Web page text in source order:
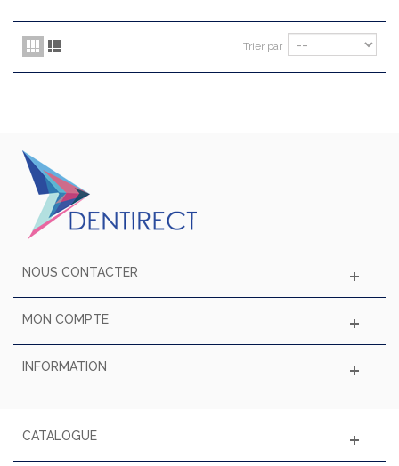
Trier par
NOUS CONTACTER
MON COMPTE
INFORMATION
CATALOGUE